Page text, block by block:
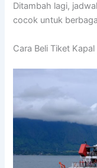
Ditambah lagi,
cocok untuk
Cara Beli Tiket